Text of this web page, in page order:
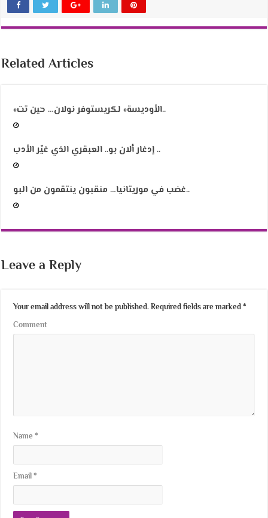
Related Articles
«الأوديسة» لكريستوفر نولان… حين تت..
إدغار ألان بو.. العبقري الذي غيّر الأدب ..
غضب في موريتانيا… منقبون ينتقمون من البو..
Leave a Reply
Your email address will not be published. Required fields are marked*
Comment
Name*
Email*